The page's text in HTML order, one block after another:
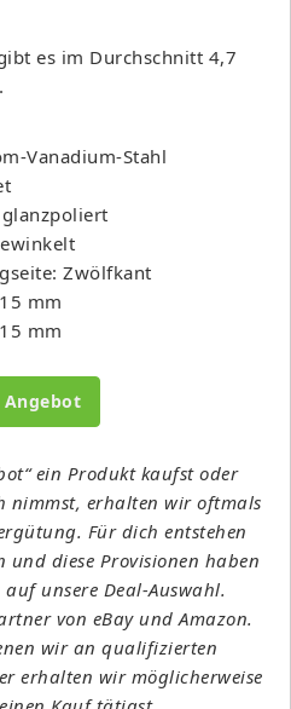
es im Durchschnitt 4,7
Vanadium-Stahl
Zwölfkant
mm
mm
Angebot
ein Produkt kaufst oder
nimmst, erhalten wir oftmals
Für dich entstehen
und diese Provisionen haben
unsere Deal-Auswahl.
von eBay und Amazon.
wir an qualifizierten
erhalten wir möglicherweise